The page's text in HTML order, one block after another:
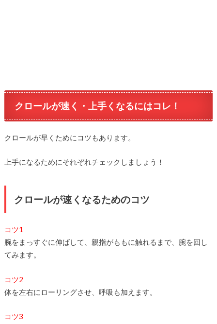
クロールが速く・上手くなるにはコレ！
クロールが早くためにコツもあります。
上手になるためにそれぞれチェックしましょう！
クロールが速くなるためのコツ
コツ1
腕をまっすぐに伸ばして、親指がももに触れるまで、腕を回し
てみます。
コツ2
体を左右にローリングさせ、呼吸も加えます。
コツ3